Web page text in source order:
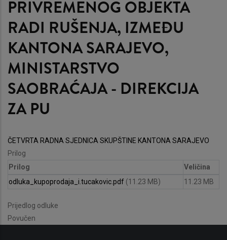
PRIVREMENOG OBJEKTA
RADI RUŠENJA, IZMEĐU
KANTONA SARAJEVO,
MINISTARSTVO
SAOBRAĆAJA - DIREKCIJA
ZA PU
ČETVRTA RADNA SJEDNICA SKUPŠTINE KANTONA SARAJEVO
Prilog
Prilog
Veličina
odluka_kupoprodaja_i.tucakovic.pdf (11.23 MB) 11.23 MB
Prijedlog odluke
Povučen